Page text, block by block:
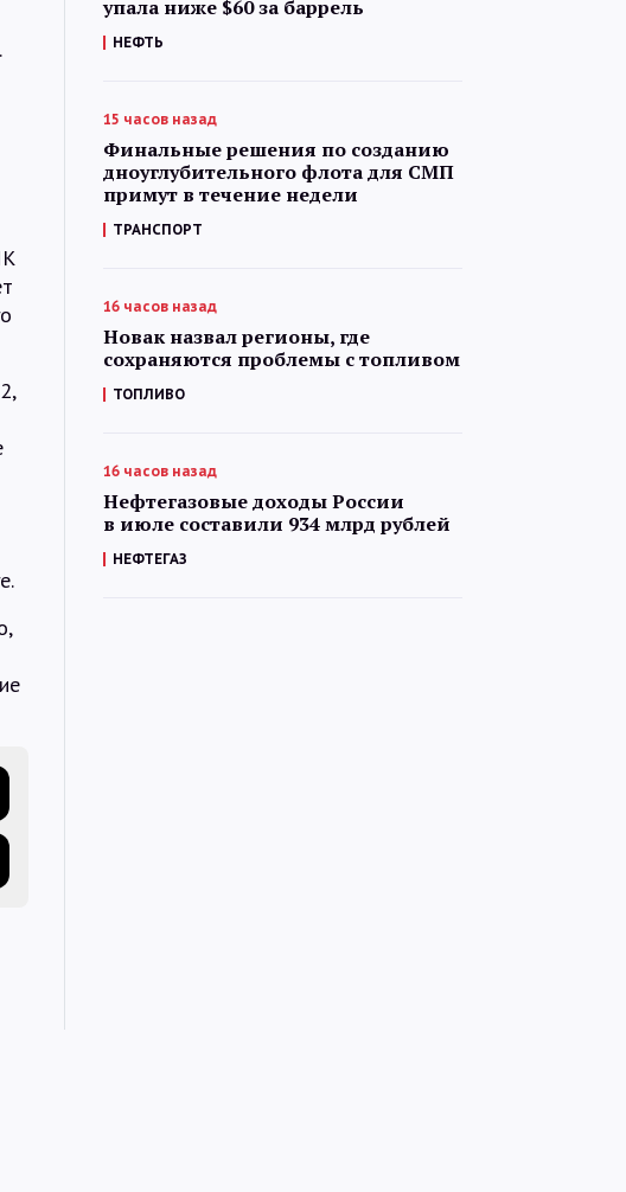
упала ниже $60 за баррель
НЕФТЬ
15 часов назад
Финальные решения по созданию
дноуглубительного флота для СМП
примут в течение недели
ТРАНСПОРТ
16 часов назад
Новак назвал регионы, где
сохраняются проблемы с топливом
ТОПЛИВО
16 часов назад
Нефтегазовые доходы России
в июле составили 934 млрд рублей
НЕФТЕГАЗ